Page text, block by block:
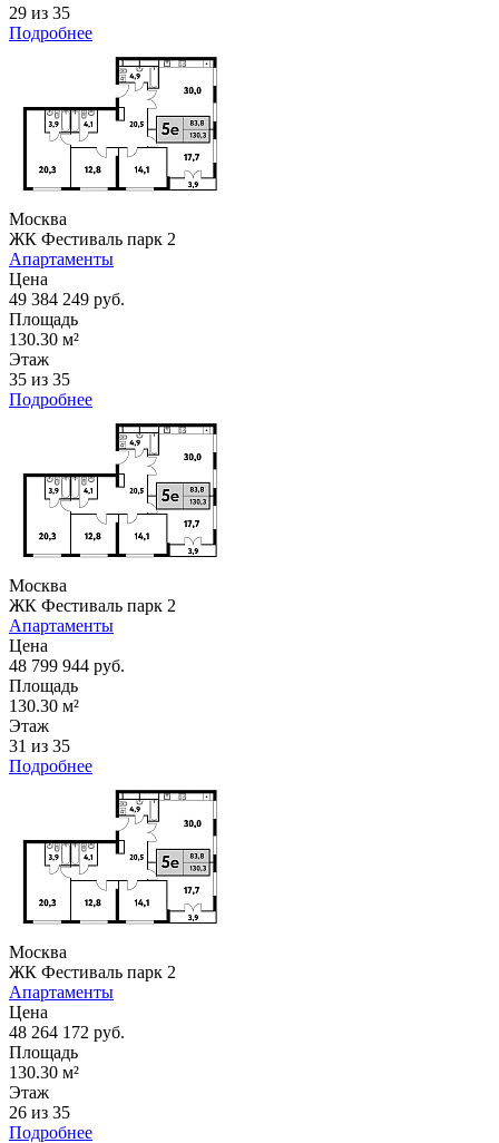
29 из 35
Подробнее
Москва
ЖК Фестиваль парк 2
Апартаменты
Цена
49 384 249 руб.
Площадь
130.30 м²
Этаж
35 из 35
Подробнее
Москва
ЖК Фестиваль парк 2
Апартаменты
Цена
48 799 944 руб.
Площадь
130.30 м²
Этаж
31 из 35
Подробнее
Москва
ЖК Фестиваль парк 2
Апартаменты
Цена
48 264 172 руб.
Площадь
130.30 м²
Этаж
26 из 35
Подробнее